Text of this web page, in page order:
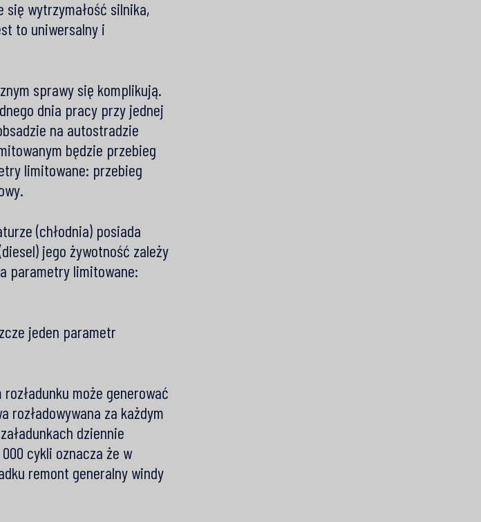
wytrzymałość silnika,
to uniwersalny i
sprawy się komplikują.
dnia pracy przy jednej
na autostradzie
będzie przebieg
limitowane: przebieg
(chłodnia) posiada
jego żywotność zależy
parametry limitowane:
jeden parametr
może generować
rozładowywana za każdym
dziennie
cykli oznacza że w
remont generalny windy